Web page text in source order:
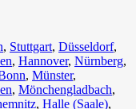
, Stuttgart, Düsseldorf,
, Hannover, Nürnberg,
, Münster⁠,
, Mönchengladbach⁠,
, Halle (Saale)⁠,